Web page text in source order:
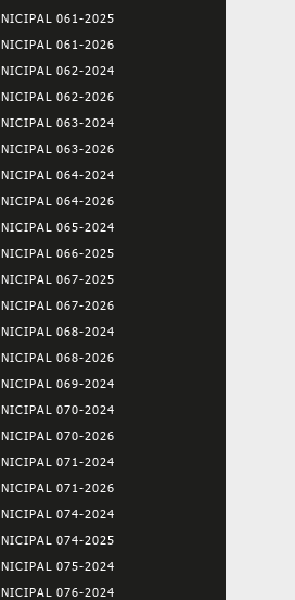
061-2025
061-2026
062-2024
062-2026
063-2024
063-2026
064-2024
064-2026
065-2024
066-2025
067-2025
067-2026
068-2024
068-2026
069-2024
070-2024
070-2026
071-2024
071-2026
074-2024
074-2025
075-2024
076-2024